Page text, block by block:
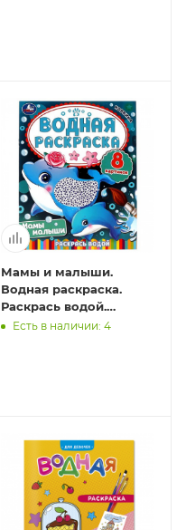
Мамы и малыши.
Водная раскраска.
Раскрась водой.
200х250 мм. 8 стр.
Есть в наличии: 4